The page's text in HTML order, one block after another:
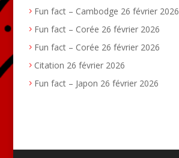
Fun fact – Cambodge 26 février 2026
Fun fact – Corée 26 février 2026
Fun fact – Corée 26 février 2026
Citation 26 février 2026
Fun fact – Japon 26 février 2026